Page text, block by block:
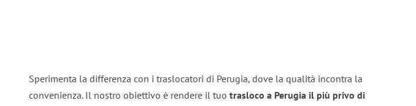
Sperimenta la differenza con i traslocatori di Perugia, dove la qualità incontra la
convenienza. Il nostro obiettivo è rendere il tuo trasloco a Perugia il più privo di